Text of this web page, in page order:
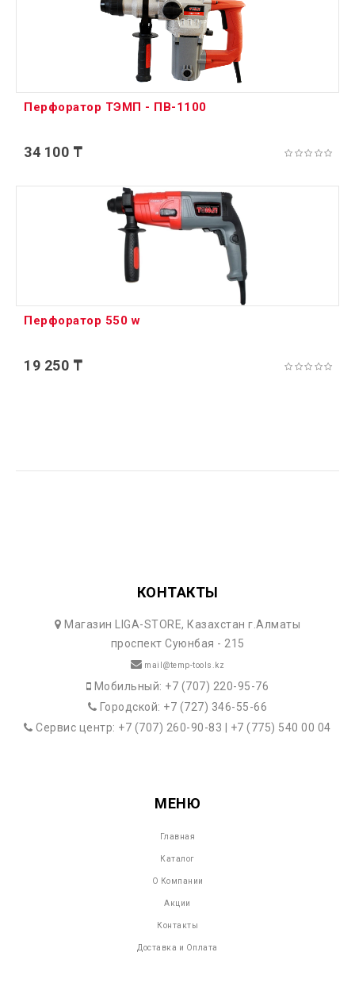
Перфоратор ТЭМП - ПВ-1100
34 100 ₸
Перфоратор 550 w
19 250 ₸
КОНТАКТЫ
Магазин LIGA-STORE, Казахстан г.Алматы
проспект Суюнбая - 215
mail@temp-tools.kz
Мобильный: +7 (707) 220-95-76
Городской: +7 (727) 346-55-66
Сервис центр: +7 (707) 260-90-83 | +7 (775) 540 00 04
МЕНЮ
Главная
Каталог
О Компании
Акции
Контакты
Доставка и Оплата